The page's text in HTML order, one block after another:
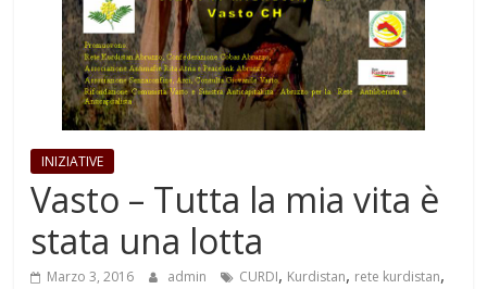
INIZIATIVE
Vasto – Tutta la mia vita è
stata una lotta
Marzo 3, 2016 admin CURDI, Kurdistan, rete kurdistan,